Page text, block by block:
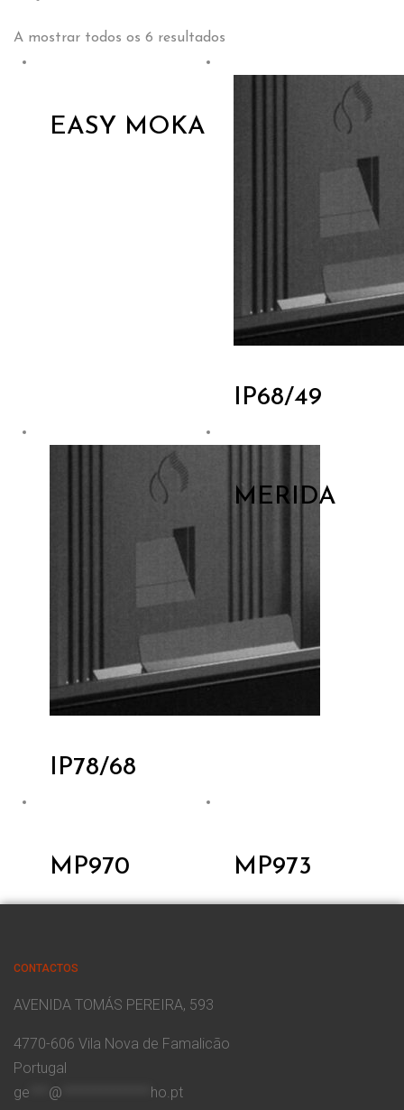
A mostrar todos os 6 resultados
EASY MOKA
IP68/49
IP78/68
MERIDA
MP970 MP973
CONTACTOS
AVENIDA TOMÁS PEREIRA, 593
4770-606 Vila Nova de Famalicão
Portugal
ge
@ ho.pt